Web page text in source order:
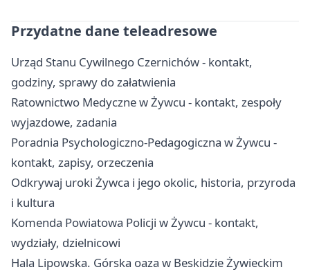
Przydatne dane teleadresowe
Urząd Stanu Cywilnego Czernichów - kontakt,
godziny, sprawy do załatwienia
Ratownictwo Medyczne w Żywcu - kontakt, zespoły
wyjazdowe, zadania
Poradnia Psychologiczno-Pedagogiczna w Żywcu -
kontakt, zapisy, orzeczenia
Odkrywaj uroki Żywca i jego okolic, historia, przyroda
i kultura
Komenda Powiatowa Policji w Żywcu - kontakt,
wydziały, dzielnicowi
Hala Lipowska. Górska oaza w Beskidzie Żywieckim